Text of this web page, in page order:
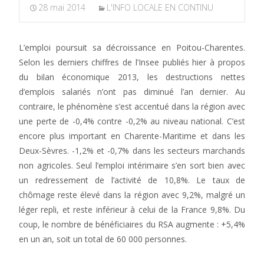
28 mai 2014 L'INFO LOCALE EN CONTINU
L’emploi poursuit sa décroissance en Poitou-Charentes.
Selon les derniers chiffres de l’Insee publiés hier à propos
du bilan économique 2013, les destructions nettes
d’emplois salariés n’ont pas diminué l’an dernier. Au
contraire, le phénomène s’est accentué dans la région avec
une perte de -0,4% contre -0,2% au niveau national. C’est
encore plus important en Charente-Maritime et dans les
Deux-Sèvres. -1,2% et -0,7% dans les secteurs marchands
non agricoles. Seul l’emploi intérimaire s’en sort bien avec
un redressement de l’activité de 10,8%. Le taux de
chômage reste élevé dans la région avec 9,2%, malgré un
léger repli, et reste inférieur à celui de la France 9,8%. Du
coup, le nombre de bénéficiaires du RSA augmente : +5,4%
en un an, soit un total de 60 000 personnes.